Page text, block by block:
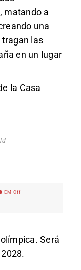
matando a
una
las
en un lugar
la Casa
EM Off
Será